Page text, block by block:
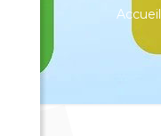
Accueil